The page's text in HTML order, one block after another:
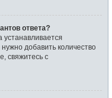
ответа?
устанавливается
добавить количество
свяжитесь с